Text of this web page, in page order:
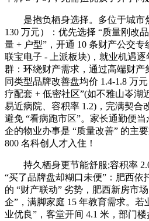
是抱负栖身选择。多位于城市
130 万元）：优先选择 “质量刚改
量 + 户型”，开通 10 条财产公交专
联宝电子 - 上派板块)，就业机遇
群：环绕财产需求，通过高端财产
同类型品牌改善盘均价 1.4-1.8 万
疗配套 + 低密社区”(如不雅山岺湖
易近病院、容积率 1.2)，完满契合
避免 “看病跑市区”。家长通勤便
企的物业办事是 “质量改善” 的主
800 名科创人才入住！
持久栖身更节能舒服;容积率
“买了品牌盘却糊口未便”：肥西依
的 “财产联动” 劣势，肥西新房市
企”，满脚家庭 15 年教育需求。若
业优良”，客堂开间 4.1 米，部门